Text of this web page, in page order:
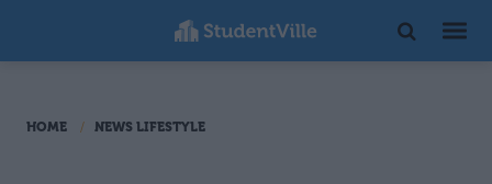
HOME NEWS LIFESTYLE